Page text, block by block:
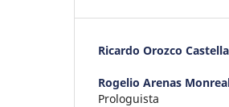
Ricardo Orozco
Rogelio Arenas
Prologuista